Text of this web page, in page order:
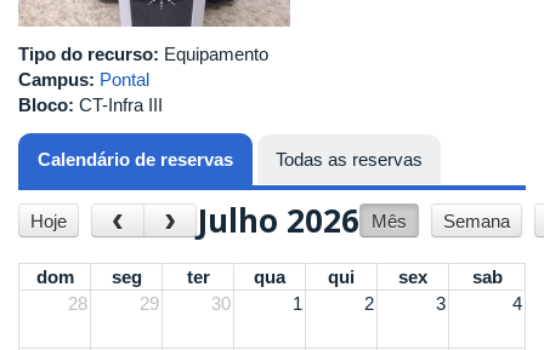
Tipo do recurso: Equipamento
Campus: Pontal
Bloco: CT-Infra III
Calendário de reservas (aba ativa)
Todas as reservas
Hoje ‹ › Julho 2026 Mês Semana
dom seg ter qua qui sex
sab
28
29 30 1 2 3 4